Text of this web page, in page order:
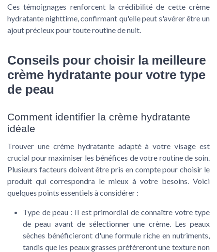
Ces témoignages renforcent la crédibilité de cette crème
hydratante nighttime, confirmant qu'elle peut s'avérer être un
ajout précieux pour toute routine de nuit.
Conseils pour choisir la meilleure
crème hydratante pour votre type
de peau
Comment identifier la crème hydratante
idéale
Trouver une crème hydratante adapté à votre visage est
crucial pour maximiser les bénéfices de votre routine de soin.
Plusieurs facteurs doivent être pris en compte pour choisir le
produit qui correspondra le mieux à votre besoins. Voici
quelques points essentiels à considérer :
Type de peau : Il est primordial de connaître votre type
de peau avant de sélectionner une crème. Les peaux
sèches bénéficieront d'une formule riche en nutriments,
tandis que les peaux grasses préféreront une texture non